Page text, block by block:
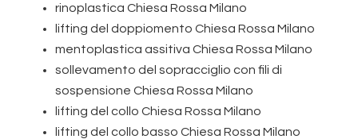
rinoplastica Chiesa Rossa Milano
lifting del doppiomento Chiesa Rossa Milano
mentoplastica assitiva Chiesa Rossa Milano
sollevamento del sopracciglio con fili di
sospensione Chiesa Rossa Milano
lifting del collo Chiesa Rossa Milano
lifting del collo basso Chiesa Rossa Milano